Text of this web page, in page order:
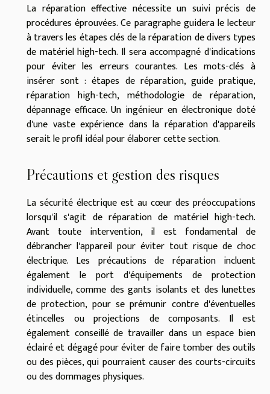
La réparation effective nécessite un suivi précis de
procédures éprouvées. Ce paragraphe guidera le lecteur
à travers les étapes clés de la réparation de divers types
de matériel high-tech. Il sera accompagné d'indications
pour éviter les erreurs courantes. Les mots-clés à
insérer sont : étapes de réparation, guide pratique,
réparation high-tech, méthodologie de réparation,
dépannage efficace. Un ingénieur en électronique doté
d'une vaste expérience dans la réparation d'appareils
serait le profil idéal pour élaborer cette section.
Précautions et gestion des risques
La sécurité électrique est au cœur des préoccupations
lorsqu'il s'agit de réparation de matériel high-tech.
Avant toute intervention, il est fondamental de
débrancher l'appareil pour éviter tout risque de choc
électrique. Les précautions de réparation incluent
également le port d'équipements de protection
individuelle, comme des gants isolants et des lunettes
de protection, pour se prémunir contre d'éventuelles
étincelles ou projections de composants. Il est
également conseillé de travailler dans un espace bien
éclairé et dégagé pour éviter de faire tomber des outils
ou des pièces, qui pourraient causer des courts-circuits
ou des dommages physiques.